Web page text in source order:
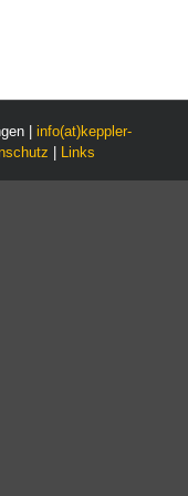
| info(at)keppler-
| Links